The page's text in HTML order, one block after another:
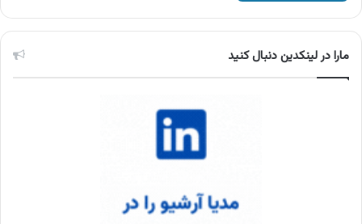
مارا در لینکدین دنبال کنید